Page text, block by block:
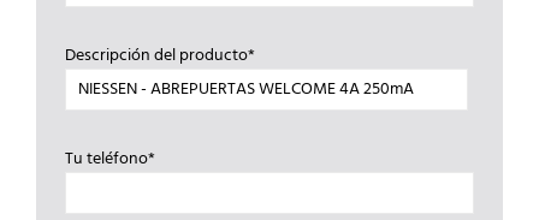
Descripción del producto*
Tu teléfono*